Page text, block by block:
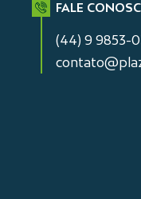
FALE
(44) 9 9853-